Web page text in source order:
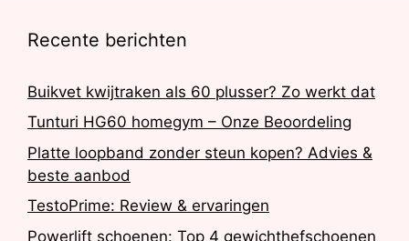
Recente berichten
Buikvet kwijtraken als 60 plusser? Zo werkt dat
Tunturi HG60 homegym – Onze Beoordeling
Platte loopband zonder steun kopen? Advies &
beste aanbod
TestoPrime: Review & ervaringen
Powerlift schoenen: Top 4 gewichthefschoenen